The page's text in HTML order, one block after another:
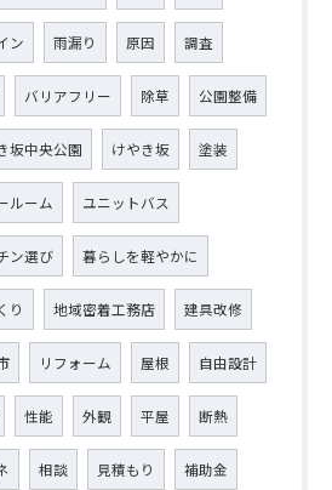
ン 雨漏り 原因 調査
バリアフリー 除草 公園整備
坂中央公園 けやき坂 塗装
ルーム ユニットバス
ン選び 暮らしを軽やかに
り 地域密着工務店 建具改修
リフォーム 屋根 自由設計
性能 外観 平屋 断熱
相談 見積もり 補助金